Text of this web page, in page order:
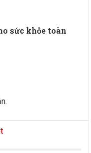
sức khỏe toàn